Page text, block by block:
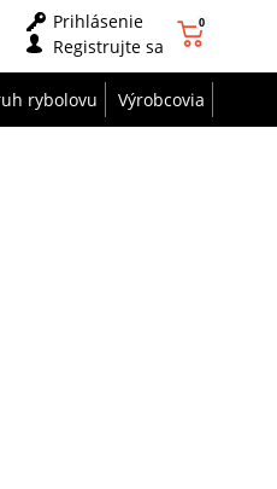
Prihlásenie
Registrujte sa
0
rybolovu Výrobcovia